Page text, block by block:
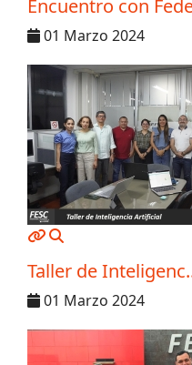
Encuentro con
01 Marzo 2024
Taller de
01 Marzo 2024